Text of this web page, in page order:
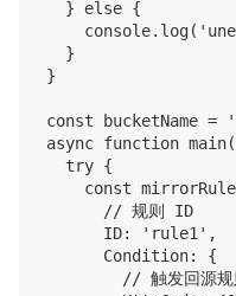
  } else {
  }
}
const bucketName
async function
  try {
const
      // 规则 ID
      ID: 'rule1',
      Condition: {
// 触发回源规